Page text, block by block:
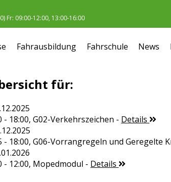
Fr: 09:00-12:00, 13:00-16:00
Fahrausbildung Fahrschule News
für:
- 18:00, G02-Verkehrszeichen - Details
- 18:00, G06-Vorrangregeln und Geregelte
- 12:00, Mopedmodul - Details